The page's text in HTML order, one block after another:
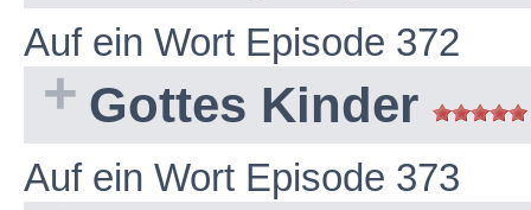
Auf ein Wort Episode 372
Gottes Kinder
Auf ein Wort Episode 373